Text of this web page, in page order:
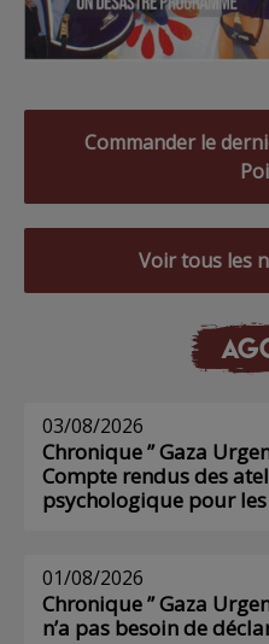
Commander le
Voir tous les
03/08/2026
Chronique ” Gaza
Compte rendus des
psychologique pour
01/08/2026
Chronique ” Gaza
n’a pas besoin de